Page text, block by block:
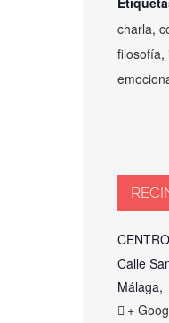
charla,
filosofía,
Calle
Málaga,
+